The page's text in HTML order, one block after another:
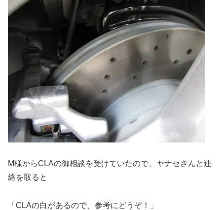
M様からCLAの御相談を受けていたので、ヤナセさんと連
絡を取ると
「CLAの白があるので、参考にどうぞ！」